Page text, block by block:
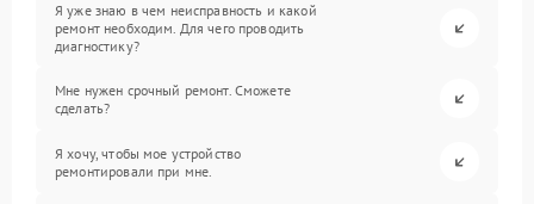
Я уже знаю в чем неисправность и какой
ремонт необходим. Для чего проводить
диагностику?
Мне нужен срочный ремонт. Сможете
сделать?
Я хочу, чтобы мое устройство
ремонтировали при мне.